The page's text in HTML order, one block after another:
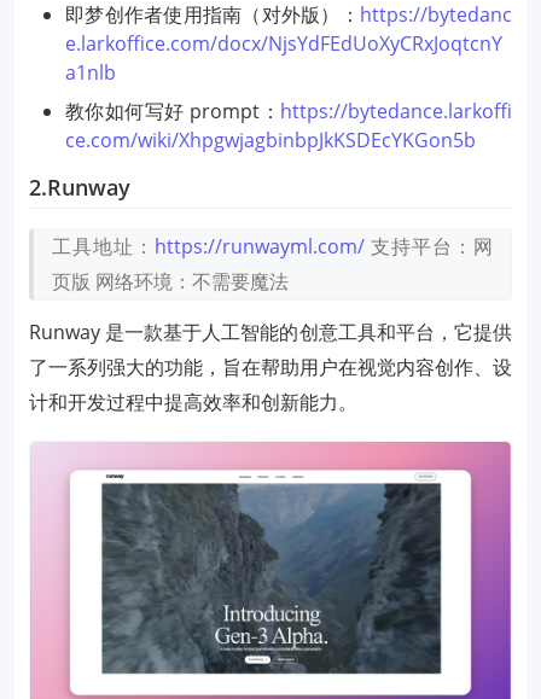
即梦创作者使用指南（对外版）： https://bytedanc
e.larkoffice.com/docx/NjsYdFEdUoXyCRxJoqtcnY
a1nlb
教你如何写好 prompt： https://bytedance.larkoffi
ce.com/wiki/XhpgwjagbinbpJkKSDEcYKGon5b
2.Runway
工具地址： https://runwayml.com/ 支持平台：网
页版 网络环境：不需要魔法
Runway 是一款基于人工智能的创意工具和平台，它提供
了一系列强大的功能，旨在帮助用户在视觉内容创作、设
计和开发过程中提高效率和创新能力。